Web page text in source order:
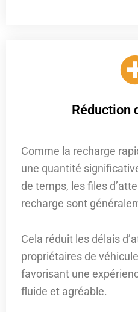
Réduction
Comme la recharge
une quantité
de temps, les files
recharge sont
Cela réduit les délais
propriétaires de
favorisant une
fluide et agréable.